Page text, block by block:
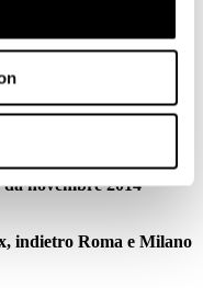
in stallo senza gli
novembre 2014
indietro Roma e Milano